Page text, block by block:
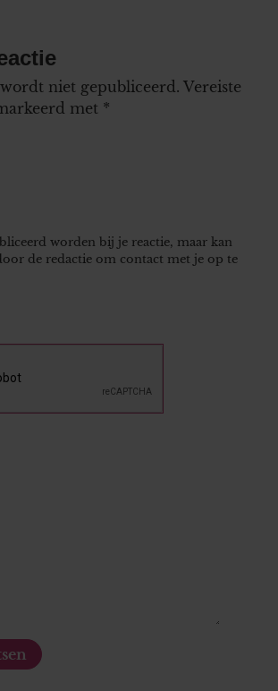
niet gepubliceerd. Vereiste
met *
worden bij je reactie, maar kan
de redactie om contact met je op te